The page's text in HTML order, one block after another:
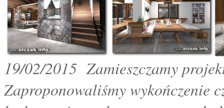
19/02/2015 Zamieszczamy
Zaproponowaliśmy wykończenie